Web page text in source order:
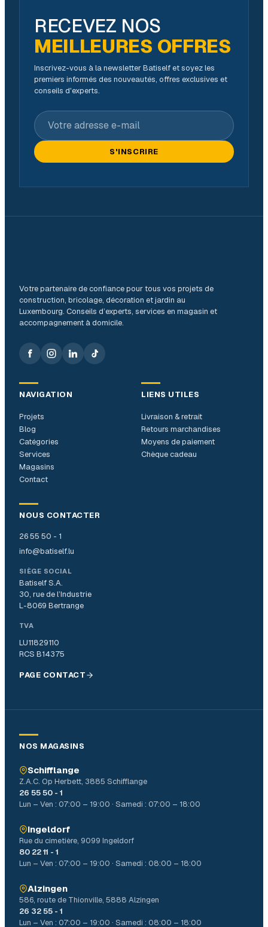
RECEVEZ NOS
MEILLEURES OFFRES
Inscrivez-vous à la newsletter Batiself et soyez les
premiers informés des nouveautés, offres exclusives et
conseils d'experts.
Votre adresse e-mail
S'INSCRIRE
Votre partenaire de confiance pour tous vos projets de
construction, bricolage, décoration et jardin au
Luxembourg. Conseils d’experts, services en magasin et
accompagnement à domicile.
NAVIGATION
Projets
Blog
Catégories
Services
Magasins
Contact
LIENS UTILES
Livraison & retrait
Retours marchandises
Moyens de paiement
Chèque cadeau
NOUS CONTACTER
26 55 50 - 1
info@batiself.lu
SIÈGE SOCIAL
Batiself S.A.
30, rue de l’Industrie
L-8069 Bertrange
TVA
LU11829110
RCS B14375
PAGE CONTACT
NOS MAGASINS
Schifflange
Z.A.C. Op Herbett, 3885 Schifflange
26 55 50 - 1
Lun – Ven : 07:00 – 19:00 · Samedi : 07:00 – 18:00
Ingeldorf
Rue du cimetière, 9099 Ingeldorf
80 22 11 - 1
Lun – Ven : 07:00 – 19:00 · Samedi : 08:00 – 18:00
Alzingen
586, route de Thionville, 5888 Alzingen
26 32 55 - 1
Lun – Ven : 07:00 – 19:00 · Samedi : 08:00 – 18:00